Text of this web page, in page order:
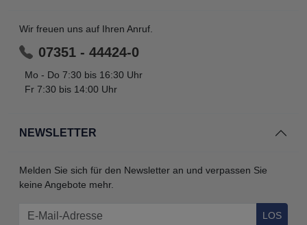
NEWSLETTER
Melden Sie sich für den Newsletter an und verpassen Sie
keine Angebote mehr.
LOS
Wir freuen uns auf Ihren Anruf.
07351 - 44424-0
Mo - Do 7:30 bis 16:30 Uhr
Fr 7:30 bis 14:00 Uhr